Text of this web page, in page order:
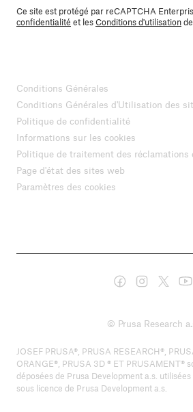
Ce site est protégé par reCAPTCHA
confidentialité et lesConditions d'utilisation
Conditions Générales
Conditions Générales d'Utilisation des
Politique de confidentialité
Informations sur les cookies
Politique de traitement des réclamations
Page d'état des sites web
Paramètres des cookies
© Prusa Research
JOSEF PRUSA®, PRUSA RESEARCH®,
ORANGE®, PRUSA 3D ® ET PRUSAMENT®
déposées de Prusa Development a.s. utilisées
sous licence de Prusa Development a.s.